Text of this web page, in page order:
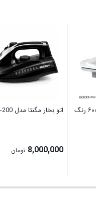
اتو پرس جانتک مدل ۶۰۰۰ رنگ
اتو بخار مگنتا مدل hm-200
8,000,000 تومان